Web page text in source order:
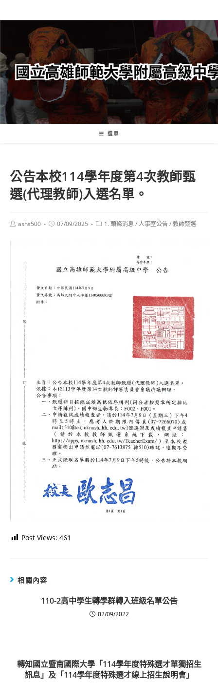
轉
要
內
容
選單
公告本校114學年度第4次教師甄
選(代理教師)入選名單。
Postashs500
Post07/09/2025
Post1. 頭條消息 /人事室公告/教師甄選
Post Views: 461
相關內容
110-2高中學生轉學群轉入班級名單公告
02/09/2022
轉知國立暨南國際大學「114學年度特殊選才單獨招生
訊息」及「114學年度特殊選才線上招生說明會」